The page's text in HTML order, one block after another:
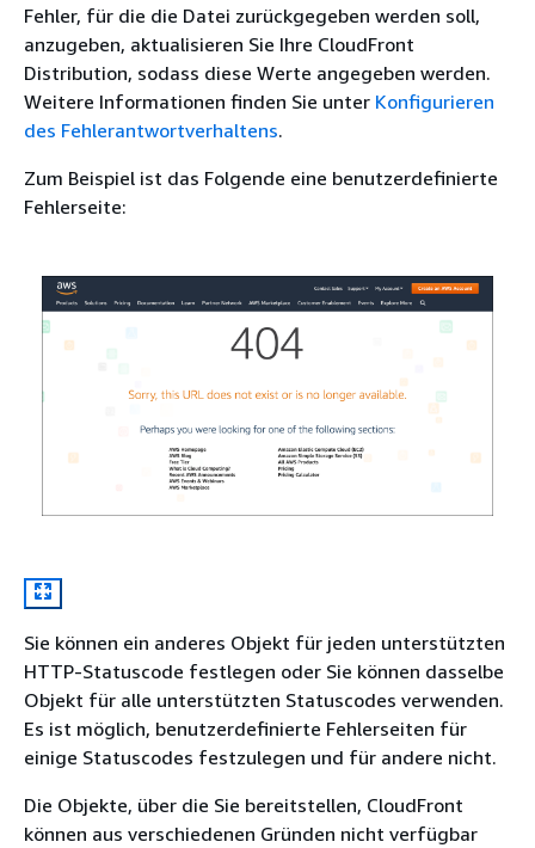
Fehler, für die die Datei zurückgegeben werden soll,
anzugeben, aktualisieren Sie Ihre CloudFront
Distribution, sodass diese Werte angegeben werden.
Weitere Informationen finden Sie unter Konfigurieren
des Fehlerantwortverhaltens.
Zum Beispiel ist das Folgende eine benutzerdefinierte
Fehlerseite:
Sie können ein anderes Objekt für jeden unterstützten
HTTP-Statuscode festlegen oder Sie können dasselbe
Objekt für alle unterstützten Statuscodes verwenden.
Es ist möglich, benutzerdefinierte Fehlerseiten für
einige Statuscodes festzulegen und für andere nicht.
Die Objekte, über die Sie bereitstellen, CloudFront
können aus verschiedenen Gründen nicht verfügbar